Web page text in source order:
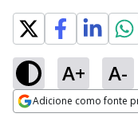
A+ A-
Adicione como fonte